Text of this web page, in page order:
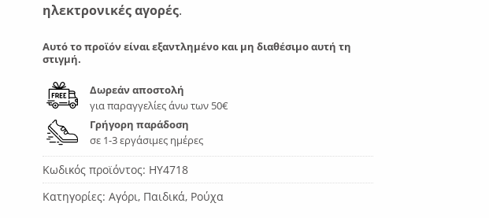
ηλεκτρονικές αγορές.
Αυτό το προϊόν είναι εξαντλημένο και μη διαθέσιμο αυτή τη
στιγμή.
Δωρεάν αποστολή
για παραγγελίες άνω των 50€
Γρήγορη παράδοση
σε 1-3 εργάσιμες ημέρες
Κωδικός προϊόντος: HY4718
Κατηγορίες: Αγόρι, Παιδικά, Ρούχα